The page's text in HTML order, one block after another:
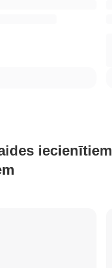
iecienītiem